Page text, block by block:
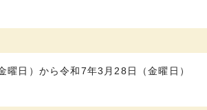
曜日）から令和7年3月28日（金曜日）